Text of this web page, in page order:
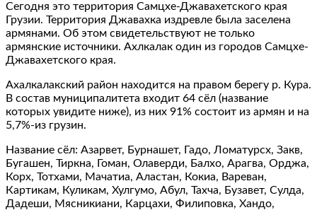
Сегодня это территория Самцхе-Джавахетского края
Грузии. Территория Джавахка издревле была заселена
армянами. Об этом свидетельствуют не только
армянские источники. Ахлкалак один из городов Самцхе-
Джавахетского края.
Ахалкалакский район находится на правом берегу р. Кура.
В состав муниципалитета входит 64 сёл (название
которых увидите ниже), из них 91% состоит из армян и на
5,7%-из грузин.
Название сёл: Азарвет, Бурнашет, Гадо, Ломатурсх, Закв,
Бугашен, Тиркна, Гоман, Олаверди, Балхо, Арагва, Орджа,
Корх, Тотхами, Мачатиа, Аластан, Кокиа, Вареван,
Картикам, Куликам, Хулгумо, Абул, Тахча, Бузавет, Сулда,
Дадеши, Мясникиани, Карцахи, Филиповка, Хандо,